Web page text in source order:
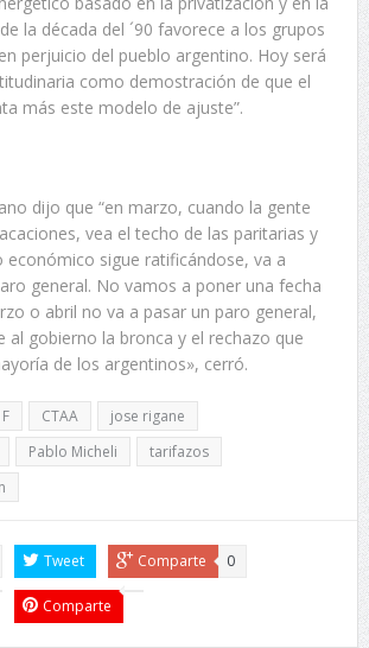
la década del ´90 favorece a los grupos
perjuicio del pueblo argentino. Hoy será
como demostración de que el
más este modelo de ajuste”.
dijo que “en marzo, cuando la gente
vea el techo de las paritarias y
económico sigue ratificándose, va a
general. No vamos a poner una fecha
o abril no va a pasar un paro general,
al gobierno la bronca y el rechazo que
de los argentinos», cerró.
CTAA
jose rigane
Pablo Micheli
tarifazos
Tweet Comparte 0
Comparte